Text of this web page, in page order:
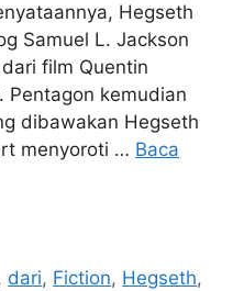
Hegseth
Samuel L. Jackson
film Quentin
Pentagon kemudian
dibawakan Hegseth
menyoroti … Baca
dari, Fiction, Hegseth,